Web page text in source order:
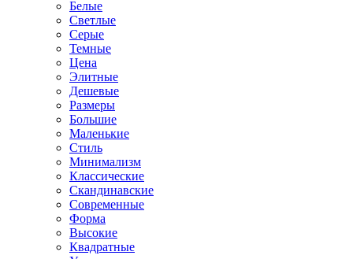
Белые
Светлые
Серые
Темные
Цена
Элитные
Дешевые
Размеры
Большие
Маленькие
Стиль
Минимализм
Классические
Скандинавские
Современные
Форма
Высокие
Квадратные